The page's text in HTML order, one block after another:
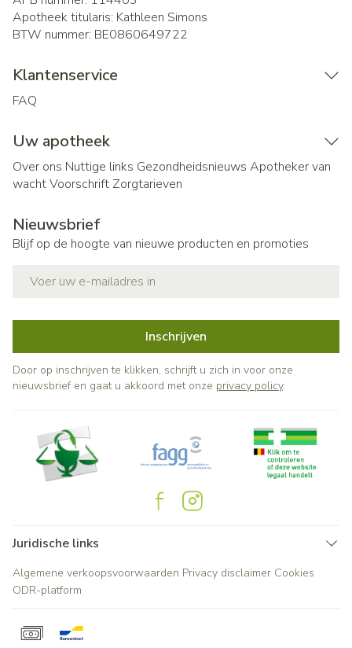
Apotheek titularis: Kathleen Simons
BTW nummer: BE0860649722
Klantenservice
FAQ
Uw apotheek
Over ons Nuttige links Gezondheidsnieuws Apotheker van
wachtVoorschrift Zorgtarieven
Nieuwsbrief
Blijf op de hoogte van nieuwe producten en promoties
Inschrijven
Door op inschrijven te klikken, schrijft u zich in voor onze
nieuwsbrief en gaat u akkoord met onze privacy policy.
Juridische links
Algemene verkoopsvoorwaarden Privacy disclaimer Cookies
ODR-platform